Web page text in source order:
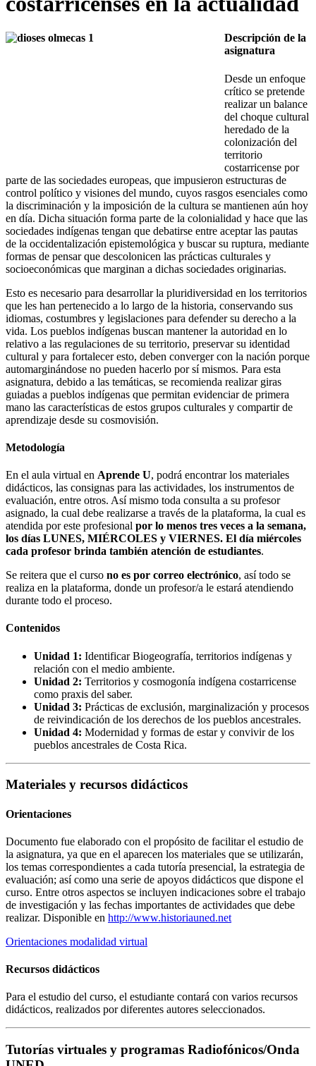
Descripción de la
asignatura
Desde un enfoque
crítico se pretende
realizar un balance
del choque cultural
heredado de la
colonización del
territorio
costarricense por
parte de las sociedades europeas, que impusieron estructuras de
control político y visiones del mundo, cuyos rasgos esenciales como
la discriminación y la imposición de la cultura se mantienen aún hoy
en día. Dicha situación forma parte de la colonialidad y hace que las
sociedades indígenas tengan que debatirse entre aceptar las pautas
de la occidentalización epistemológica y buscar su ruptura, mediante
formas de pensar que descolonicen las prácticas culturales y
socioeconómicas que marginan a dichas sociedades originarias.
Esto es necesario para desarrollar la pluridiversidad en los territorios
que les han pertenecido a lo largo de la historia, conservando sus
idiomas, costumbres y legislaciones para defender su derecho a la
vida. Los pueblos indígenas buscan mantener la autoridad en lo
relativo a las regulaciones de su territorio, preservar su identidad
cultural y para fortalecer esto, deben converger con la nación porque
automarginándose no pueden hacerlo por sí mismos. Para esta
asignatura, debido a las temáticas, se recomienda realizar giras
guiadas a pueblos indígenas que permitan evidenciar de primera
mano las características de estos grupos culturales y compartir de
aprendizaje desde su cosmovisión.
Metodología
En el aula virtual en Aprende U, podrá encontrar los materiales
didácticos, las consignas para las actividades, los instrumentos de
evaluación, entre otros. Así mismo toda consulta a su profesor
asignado, la cual debe realizarse a través de la plataforma, la cual es
atendida por este profesional por lo menos tres veces a la semana,
los días LUNES, MIÉRCOLES y VIERNES. El día miércoles
cada profesor brinda también atención de estudiantes.
Se reitera que el curso no es por correo electrónico, así todo se
realiza en la plataforma, donde un profesor/a le estará atendiendo
durante todo el proceso.
Contenidos
Unidad 1: Identificar Biogeografía, territorios indígenas y
relación con el medio ambiente.
Unidad 2: Territorios y cosmogonía indígena costarricense
como praxis del saber.
Unidad 3: Prácticas de exclusión, marginalización y procesos
de reivindicación de los derechos de los pueblos ancestrales.
Unidad 4: Modernidad y formas de estar y convivir de los
pueblos ancestrales de Costa Rica.
Materiales y recursos didácticos
Orientaciones
Documento fue elaborado con el propósito de facilitar el estudio de
la asignatura, ya que en el aparecen los materiales que se utilizarán,
los temas correspondientes a cada tutoría presencial, la estrategia de
evaluación; así como una serie de apoyos didácticos que dispone el
curso. Entre otros aspectos se incluyen indicaciones sobre el trabajo
de investigación y las fechas importantes de actividades que debe
realizar. Disponible en http://www.historiauned.net
Orientaciones modalidad virtual
Recursos didácticos
Para el estudio del curso, el estudiante contará con varios recursos
didácticos, realizados por diferentes autores seleccionados.
Tutorías virtuales y programas Radiofónicos/Onda